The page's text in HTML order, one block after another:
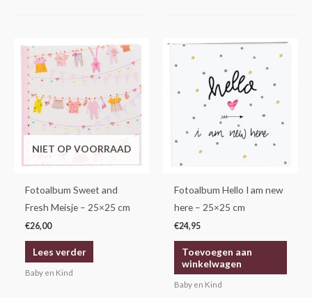
NIET OP VOORRAAD
Fotoalbum Sweet and
Fresh Meisje – 25×25 cm
€26,00
Lees verder
Baby en Kind
Fotoalbum Hello I am new
here – 25×25 cm
€24,95
Toevoegen aan
winkelwagen
Baby en Kind